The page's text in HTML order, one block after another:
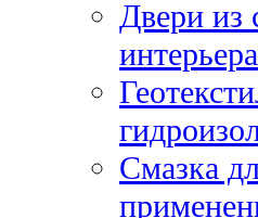
Двери из
интерьера
Смазка